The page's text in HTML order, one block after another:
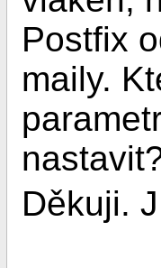
Postfix
maily.
Děkuji.